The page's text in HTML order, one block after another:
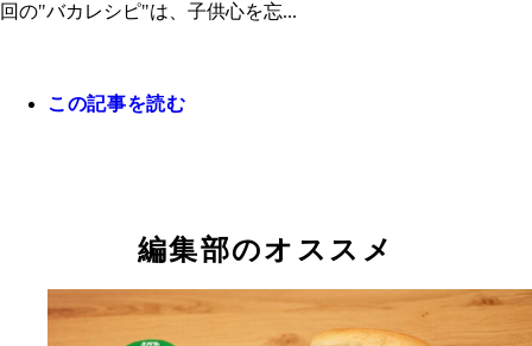
回の"バカレシピ"は、子供心を忘...
この記事を読む
編集部のオススメ